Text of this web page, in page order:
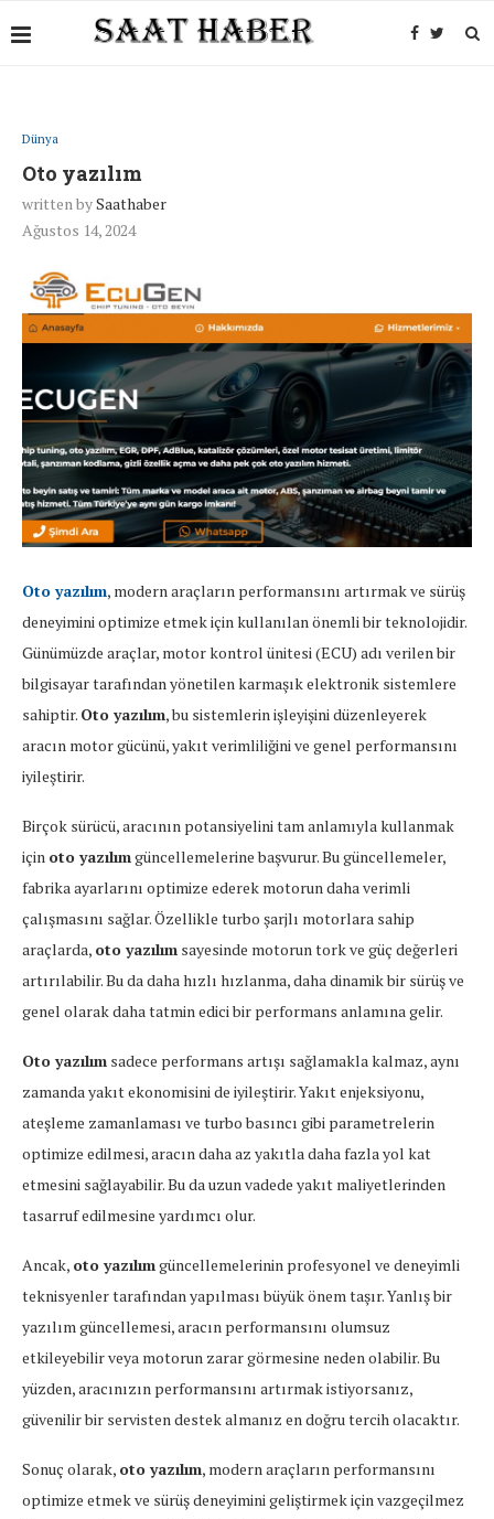
Dünya
Oto yazılım
written bySaathaber
Ağustos 14, 2024
Oto yazılım, modern araçların performansını artırmak ve sürüş
deneyimini optimize etmek için kullanılan önemli bir teknolojidir.
Günümüzde araçlar, motor kontrol ünitesi (ECU) adı verilen bir
bilgisayar tarafından yönetilen karmaşık elektronik sistemlere
sahiptir. Oto yazılım, bu sistemlerin işleyişini düzenleyerek
aracın motor gücünü, yakıt verimliliğini ve genel performansını
iyileştirir.
Birçok sürücü, aracının potansiyelini tam anlamıyla kullanmak
için oto yazılımgüncellemelerine başvurur. Bu güncellemeler,
fabrika ayarlarını optimize ederek motorun daha verimli
çalışmasını sağlar. Özellikle turbo şarjlı motorlara sahip
araçlarda, oto yazılım sayesinde motorun tork ve güç değerleri
artırılabilir. Bu da daha hızlı hızlanma, daha dinamik bir sürüş ve
genel olarak daha tatmin edici bir performans anlamına gelir.
Oto yazılım sadece performans artışı sağlamakla kalmaz, aynı
zamanda yakıt ekonomisini de iyileştirir. Yakıt enjeksiyonu,
ateşleme zamanlaması ve turbo basıncı gibi parametrelerin
optimize edilmesi, aracın daha az yakıtla daha fazla yol kat
etmesini sağlayabilir. Bu da uzun vadede yakıt maliyetlerinden
tasarruf edilmesine yardımcı olur.
Ancak, oto yazılımgüncellemelerinin profesyonel ve deneyimli
teknisyenler tarafından yapılması büyük önem taşır. Yanlış bir
yazılım güncellemesi, aracın performansını olumsuz
etkileyebilir veya motorun zarar görmesine neden olabilir. Bu
yüzden, aracınızın performansını artırmak istiyorsanız,
güvenilir bir servisten destek almanız en doğru tercih olacaktır.
Sonuç olarak, oto yazılım, modern araçların performansını
optimize etmek ve sürüş deneyimini geliştirmek için vazgeçilmez